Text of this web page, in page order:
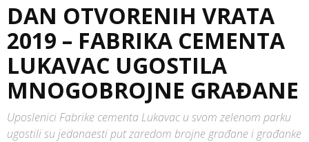
DAN OTVORENIH VRATA
2019 – FABRIKA CEMENTA
LUKAVAC UGOSTILA
MNOGOBROJNE GRAĐANE
Uposlenici Fabrike cementa Lukavac u svom zelenom parku
ugostili su jedanaesti put zaredom brojne građane i građanke